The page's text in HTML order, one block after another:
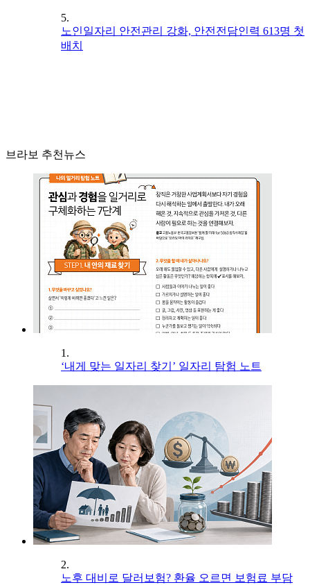
5.
노인일자리 안전관리 강화, 안전전담인력 613명 첫
배치
브라보 추천뉴스
1.
‘내게 맞는 일자리 찾기’ 일자리 탐험 노트
2.
노후 대비로 달러보험? 환율 오르면 보험료 부담